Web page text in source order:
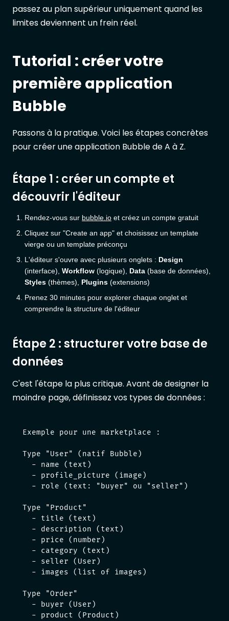
passez au plan supérieur uniquement quand les
limites deviennent un frein réel.
Tutorial : créer votre
première application
Bubble
Passons à la pratique. Voici les étapes concrètes
pour créer une application Bubble de A à Z.
Étape 1 : créer un compte et
découvrir l'éditeur
Rendez-vous sur bubble.io et créez un compte gratuit
Cliquez sur "Create an app" et choisissez un template
vierge ou un template préconçu
L'éditeur s'ouvre avec plusieurs onglets : Design
(interface), Workflow (logique), Data (base de données),
Styles (thèmes), Plugins (extensions)
Prenez 30 minutes pour explorer chaque onglet et
comprendre la structure de l'éditeur
Étape 2 : structurer votre base de
données
C'est l'étape la plus critique. Avant de designer la
moindre page, définissez vos types de données :
Exemple pour une marketplace :
Type "User" (natif Bubble)
  - name (text)
  - profile_picture (image)
  - role (text: "buyer" ou "seller")
Type "Product"
  - title (text)
  - description (text)
  - price (number)
  - category (text)
  - seller (User)
  - images (list of images)
Type "Order"
  - buyer (User)
  - product (Product)